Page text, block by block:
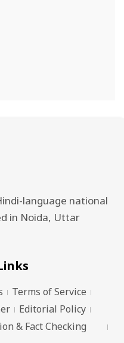
language national
in Noida, Uttar
Terms of Service
Editorial Policy
& Fact Checking